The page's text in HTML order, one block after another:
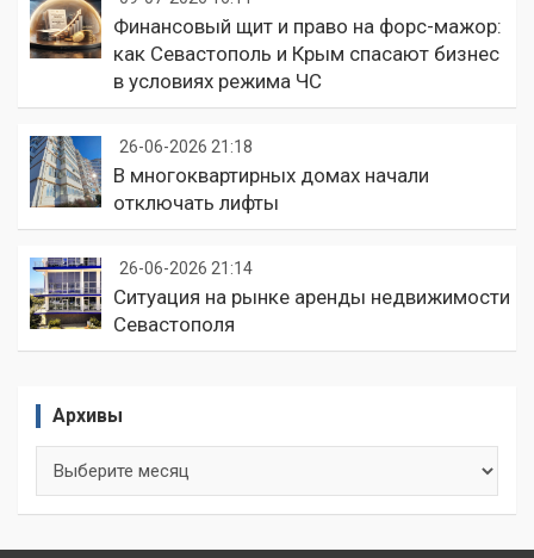
Финансовый щит и право на форс-мажор:
как Севастополь и Крым спасают бизнес
в условиях режима ЧС
26-06-2026 21:18
В многоквартирных домах начали
отключать лифты
26-06-2026 21:14
Ситуация на рынке аренды недвижимости
Севастополя
Архивы